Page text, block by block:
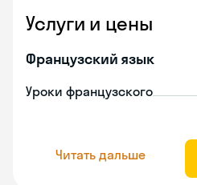
Услуги и цены
Французский язык
Уроки французского
Читать дальше